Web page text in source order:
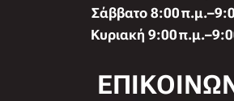
Σάββατο 8:00
Κυριακή 9:00